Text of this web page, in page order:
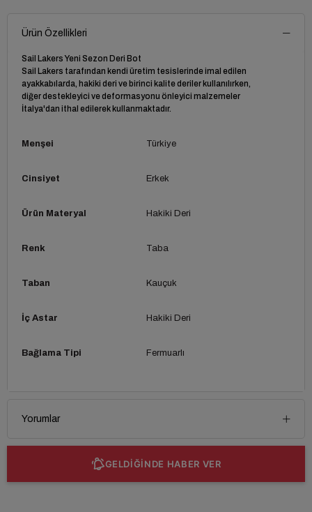
Ürün Özellikleri
Sail Lakers Yeni Sezon Deri Bot
Sail Lakers tarafından kendi üretim tesislerinde imal edilen
ayakkabılarda, hakiki deri ve birinci kalite deriler kullanılırken,
diğer destekleyici ve deformasyonu önleyici malzemeler
İtalya'dan ithal edilerek kullanmaktadır.
Menşei Türkiye
Cinsiyet Erkek
Ürün Materyal Hakiki Deri
Renk Taba
Taban Kauçuk
İç Astar Hakiki Deri
Bağlama Tipi Fermuarlı
Yorumlar
GELDİĞİNDE HABER VER